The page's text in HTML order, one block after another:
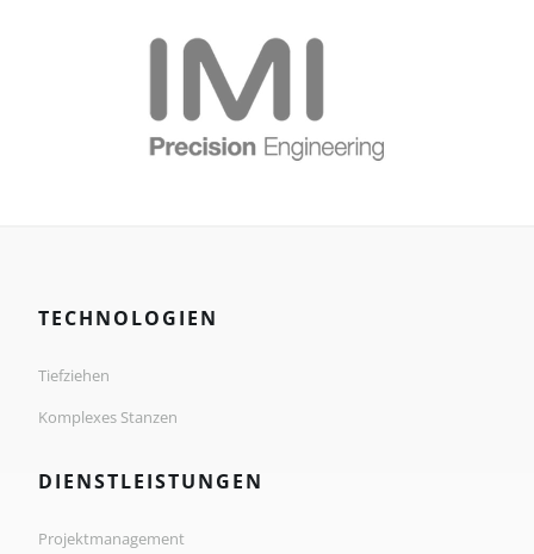
TECHNOLOGIEN
Tiefziehen
Komplexes Stanzen
DIENSTLEISTUNGEN
Projektmanagement